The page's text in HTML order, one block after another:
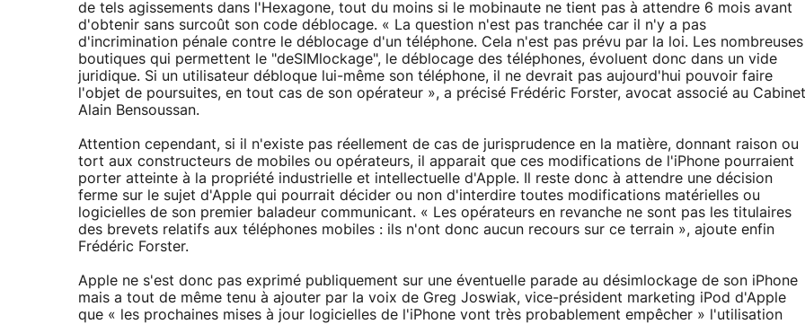
de tels agissements dans l'Hexagone, tout du moins si le mobinaute ne tient pas à attendre 6 mois avant
d'obtenir sans surcoût son code déblocage. « La question n'est pas tranchée car il n'y a pas
d'incrimination pénale contre le déblocage d'un téléphone. Cela n'est pas prévu par la loi. Les nombreuses
boutiques qui permettent le "deSIMlockage", le déblocage des téléphones, évoluent donc dans un vide
juridique. Si un utilisateur débloque lui-même son téléphone, il ne devrait pas aujourd'hui pouvoir faire
l'objet de poursuites, en tout cas de son opérateur », a précisé Frédéric Forster, avocat associé au Cabinet
Alain Bensoussan.
Attention cependant, si il n'existe pas réellement de cas de jurisprudence en la matière, donnant raison ou
tort aux constructeurs de mobiles ou opérateurs, il apparait que ces modifications de l'iPhone pourraient
porter atteinte à la propriété industrielle et intellectuelle d'Apple. Il reste donc à attendre une décision
ferme sur le sujet d'Apple qui pourrait décider ou non d'interdire toutes modifications matérielles ou
logicielles de son premier baladeur communicant. « Les opérateurs en revanche ne sont pas les titulaires
des brevets relatifs aux téléphones mobiles : ils n'ont donc aucun recours sur ce terrain », ajoute enfin
Frédéric Forster.
Apple ne s'est donc pas exprimé publiquement sur une éventuelle parade au désimlockage de son iPhone
mais a tout de même tenu à ajouter par la voix de Greg Joswiak, vice-président marketing iPod d'Apple
que « les prochaines mises à jour logicielles de l'iPhone vont très probablement empêcher » l'utilisation